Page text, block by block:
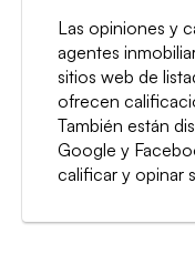
Las opiniones y
agentes
sitios web de
ofrecen
También están
Google y
calificar y opinar